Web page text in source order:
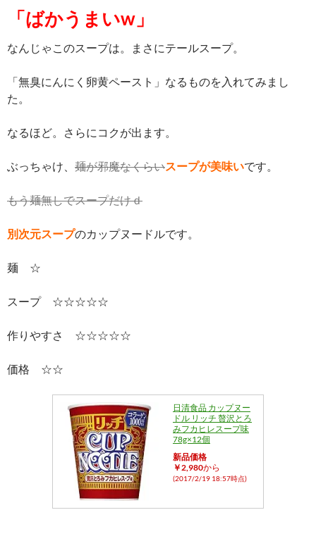
「ばかうまいw」
なんじゃこのスープは。まさにテールスープ。
「無臭にんにく卵黄ペースト」なるものを入れてみまし
た。
なるほど。さらにコクが出ます。
ぶっちゃけ、 麺が邪魔なくらいスープが美味いです。
もう麺無しでスープだけｄ
別次元スープのカップヌードルです。
麺 ☆
スープ ☆☆☆☆☆
作りやすさ ☆☆☆☆☆
価格 ☆☆
日清食品 カップヌー
ドル リッチ 贅沢とろ
みフカヒレスープ味
78g×12個
新品価格
￥2,980から
(2017/2/19 18:57時点)